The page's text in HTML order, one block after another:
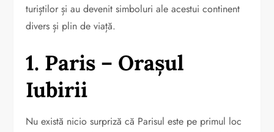
turiștilor și au devenit simboluri ale acestui continent
divers și plin de viață.
1. Paris – Orașul
Iubirii
Nu există nicio surpriză că Parisul este pe primul loc